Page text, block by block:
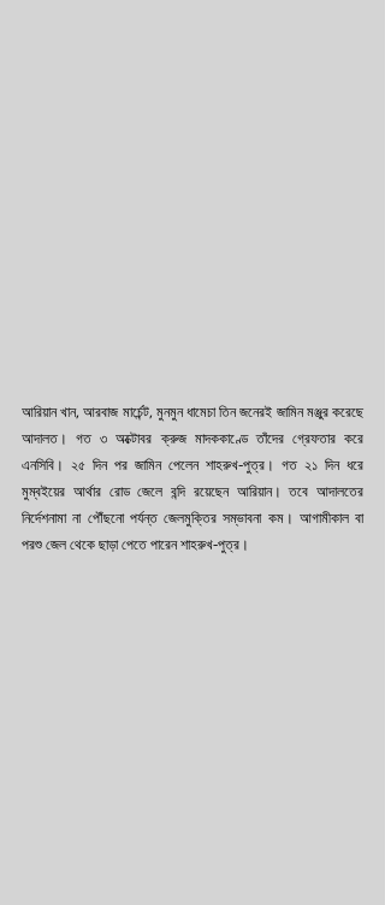
আরিয়ান খান, আরবাজ মার্চেন্ট, মুনমুন ধামেচা তিন জনেরই জামিন মঞ্জুর করেছে
আদালত। গত ৩ অক্টোবর ক্রুজ মাদককাণ্ডে তাঁদের গ্রেফতার করে
এনসিবি। ২৫ দিন পর জামিন পেলেন শাহরুখ-পুত্র। গত ২১ দিন ধরে
মুম্বইয়ের আর্থার রোড জেলে বন্দি রয়েছেন আরিয়ান। তবে আদালতের
নির্দেশনামা না পৌঁছনো পর্যন্ত জেলমুক্তির সম্ভাবনা কম। আগামীকাল বা
পরশু জেল থেকে ছাড়া পেতে পারেন শাহরুখ-পুত্র।